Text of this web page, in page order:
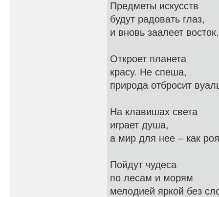
Предметы искусств
будут радовать глаз,
и вновь заалеет восток.
Откроет планета
красу. Не спеша,
природа отбросит
На клавишах света
играет душа,
а мир для нее – как
Пойдут чудеса
по лесам и морям
мелодией яркой без